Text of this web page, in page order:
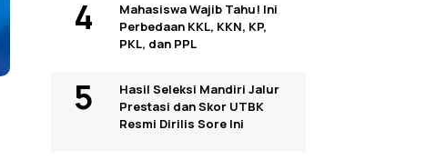
Mahasiswa Wajib Tahu! Ini
Perbedaan KKL, KKN, KP,
PKL, dan PPL
Hasil Seleksi Mandiri Jalur
Prestasi dan Skor UTBK
Resmi Dirilis Sore Ini